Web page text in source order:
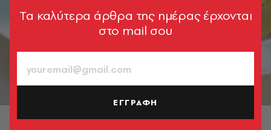
Χρώματα Βυθού | Εκάλης 40, Ν. Ερυθραία
Tα καλύτερα άρθρα της ημέρας έρχονται
στο mail σου
ΕΓΓΡΑΦΗ